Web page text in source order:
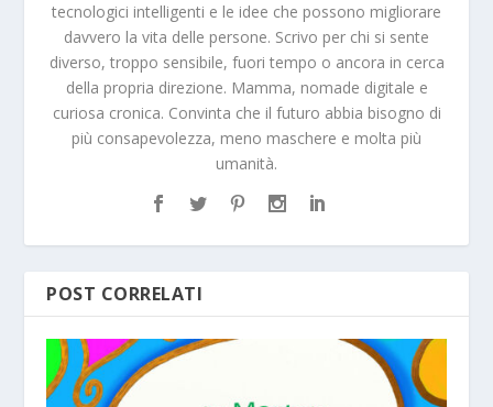
tecnologici intelligenti e le idee che possono migliorare
davvero la vita delle persone. Scrivo per chi si sente
diverso, troppo sensibile, fuori tempo o ancora in cerca
della propria direzione. Mamma, nomade digitale e
curiosa cronica. Convinta che il futuro abbia bisogno di
più consapevolezza, meno maschere e molta più
umanità.
POST CORRELATI